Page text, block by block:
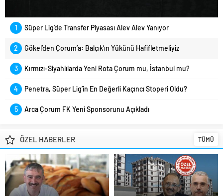
1 Süper Lig’de Transfer Piyasası Alev Alev Yanıyor
2 Gökel’den Çorum’a: Balçık’ın Yükünü Hafifletmeliyiz
3 Kırmızı-Siyahlılarda Yeni Rota Çorum mu, İstanbul mu?
4 Penetra, Süper Lig’in En Değerli Kaçıncı Stoperi Oldu?
5 Arca Çorum FK Yeni Sponsorunu Açıkladı
ÖZEL HABERLER TÜMÜ